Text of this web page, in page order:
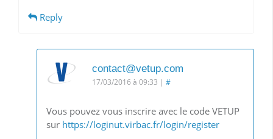
Reply
contact@vetup.com
17/03/2016 à 09:33 | #
Vous pouvez vous inscrire avec le code VETUP
sur https://loginut.virbac.fr/login/register